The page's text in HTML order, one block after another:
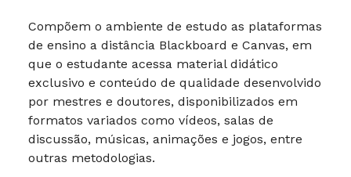
Compõem o ambiente de estudo as plataformas
de ensino a distância Blackboard e Canvas, em
que o estudante acessa material didático
exclusivo e conteúdo de qualidade desenvolvido
por mestres e doutores, disponibilizados em
formatos variados como vídeos, salas de
discussão, músicas, animações e jogos, entre
outras metodologias.